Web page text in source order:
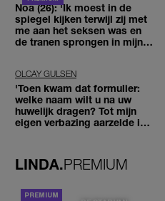
Noa (26): 'Ik moest in de
spiegel kijken terwijl zij met
me aan het seksen was en
de tranen sprongen in mijn
OLCAY GULSEN
'Toen kwam dat formulier:
welke naam wilt u na uw
huwelijk dragen? Tot mijn
eigen verbazing aarzelde ik
LINDA.PREMIUM